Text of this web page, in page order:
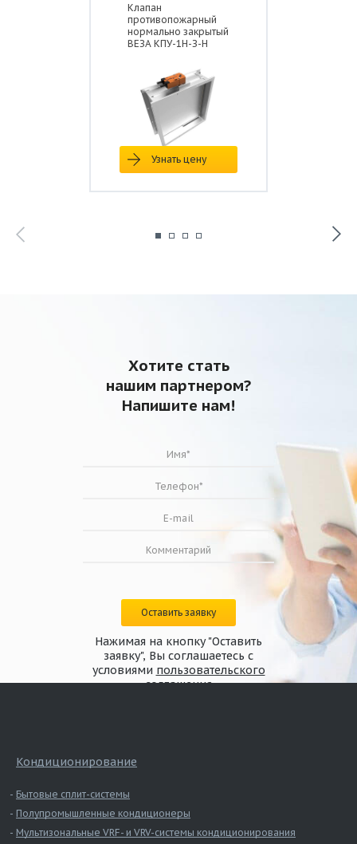
Клапан
противопожарный
нормально закрытый
ВЕЗА КПУ-1Н-З-Н
Узнать цену
Хотите стать
нашим партнером?
Напишите нам!
Оставить заявку
Нажимая на кнопку "Оставить
заявку", Вы соглашаетесь с
условиями пользовательского
соглашения
Кондиционирование
Бытовые сплит-системы
Полупромышленные кондиционеры
Мультизональные VRF- и VRV-системы кондиционирования